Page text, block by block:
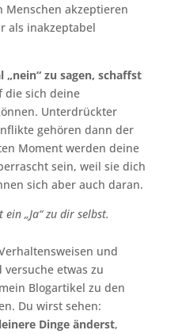
akzeptieren
als inakzeptabel
zu sagen, schaffst
die sich deine
Unterdrückter
gehören dann der
Moment werden deine
sein, weil sie dich
sich aber auch daran.
„Ja“ zu dir selbst.
und
etwas zu
Blogartikel zu den
Du wirst sehen:
Dinge änderst,